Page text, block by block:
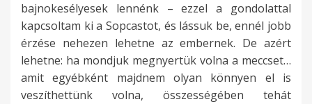
bajnokesélyesek lennénk – ezzel a gondolattal
kapcsoltam ki a Sopcastot, és lássuk be, ennél jobb
érzése nehezen lehetne az embernek. De azért
lehetne: ha mondjuk megnyertük volna a meccset…
amit egyébként majdnem olyan könnyen el is
veszíthettünk volna, összességében tehát